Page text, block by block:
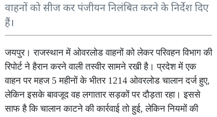
वाहनों को सीज कर पंजीयन निलंबित करने के निर्देश दिए
हैं।
जयपुर। राजस्थान में ओवरलोड वाहनों को लेकर परिवहन विभाग की
रिपोर्ट ने हैरान करने वाली तस्वीर सामने रखी है। प्रदेश में एक
वाहन पर महज 5 महीनों के भीतर 1214 ओवरलोड चालान दर्ज हुए,
लेकिन इसके बावजूद वह लगातार सड़कों पर दौड़ता रहा। इससे
साफ है कि चालान काटने की कार्रवाई तो हुई, लेकिन नियमों की